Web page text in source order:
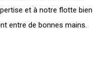
et à notre flotte bien
entre de bonnes mains.